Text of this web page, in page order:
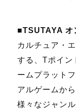
■TSUTAYA オ
カルチュア・
する、 Tポイン
ームプラット
アルゲームか
様々なジャン